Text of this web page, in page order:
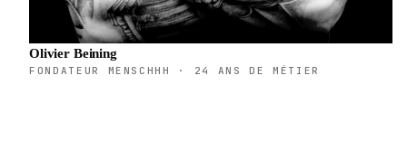
Olivier Beining
FONDATEUR MENSCHHH · 24 ANS DE MÉTIER